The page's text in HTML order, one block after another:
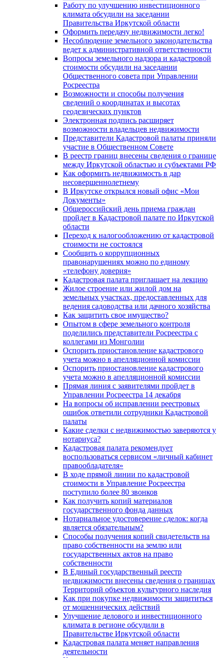
Работу по улучшению инвестиционного
климата обсудили на заседании
Правительства Иркутской области
Оформить передачу недвижимости легко!
Несоблюдение земельного законодательства
ведет к административной ответственности
Вопросы земельного надзора и кадастровой
стоимости обсудили на заседании
Общественного совета при Управлении
Росреестра
Возможности и способы получения
сведений о координатах и высотах
геодезических пунктов
Электронная подпись расширяет
возможности владельцев недвижимости
Представители Кадастровой палаты приняли
участие в Общественном Совете
В реестр границ внесены сведения о границе
между Иркутской областью и субъектами РФ
Как оформить недвижимость в дар
несовершеннолетнему
В Иркутске открылся новый офис «Мои
Документы»
Общероссийский день приема граждан
пройдет в Кадастровой палате по Иркутской
области
Переход к налогообложению от кадастровой
стоимости не состоялся
Сообщить о коррупционных
правонарушениях можно по единому
«телефону доверия»
Кадастровая палата приглашает на лекцию
Жилое строение или жилой дом на
земельных участках, предоставленных для
ведения садоводства или дачного хозяйства
Как защитить свое имущество?
Опытом в сфере земельного контроля
поделились представители Росреестра с
коллегами из Монголии
Оспорить приостановление кадастрового
учета можно в апелляционной комиссии
Оспорить приостановление кадастрового
учета можно в апелляционной комиссии
Прямая линия с заявителями пройдет в
Управлении Росреестра 14 декабря
На вопросы об исправлении реестровых
ошибок ответили сотрудники Кадастровой
палаты
Какие сделки с недвижимостью заверяются у
нотариуса?
Кадастровая палата рекомендует
воспользоваться сервисом «личный кабинет
правообладателя»
В ходе прямой линии по кадастровой
стоимости в Управление Росреестра
поступило более 80 звонков
Как получить копий материалов
государственного фонда данных
Нотариальное удостоверение сделок: когда
является обязательным?
Способы получения копий свидетельств на
право собственности на землю или
государственных актов на право
собственности
В Единый государственный реестр
недвижимости внесены сведения о границах
Территорий объектов культурного наследия
Как при покупке недвижимости защититься
от мошеннических действий
Улучшение делового и инвестиционного
климата в регионе обсудили в
Правительстве Иркутской области
Кадастровая палата меняет направления
деятельности